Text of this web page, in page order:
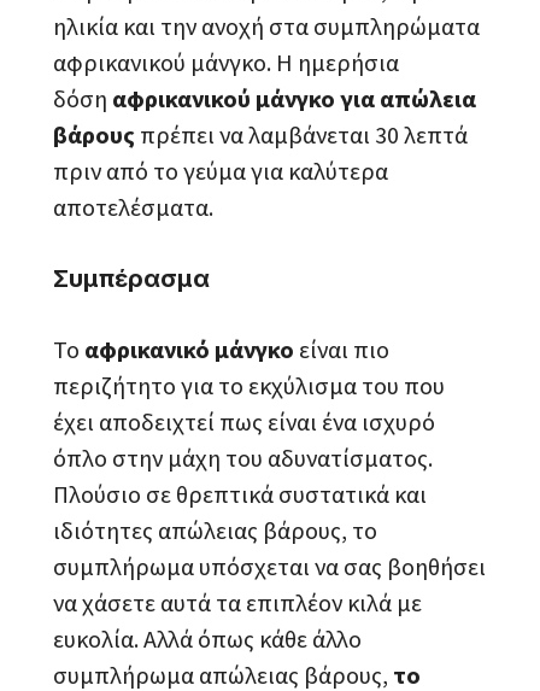
ηλικία και την ανοχή στα συμπληρώματα
αφρικανικού μάνγκο. Η ημερήσια
δόση αφρικανικού μάνγκο για απώλεια
βάρους πρέπει να λαμβάνεται 30 λεπτά
πριν από το γεύμα για καλύτερα
αποτελέσματα.
Συμπέρασμα
Το αφρικανικό μάνγκο είναι πιο
περιζήτητο για το εκχύλισμα του που
έχει αποδειχτεί πως είναι ένα ισχυρό
όπλο στην μάχη του αδυνατίσματος.
Πλούσιο σε θρεπτικά συστατικά και
ιδιότητες απώλειας βάρους, το
συμπλήρωμα υπόσχεται να σας βοηθήσει
να χάσετε αυτά τα επιπλέον κιλά με
ευκολία. Αλλά όπως κάθε άλλο
συμπλήρωμα απώλειας βάρους, το